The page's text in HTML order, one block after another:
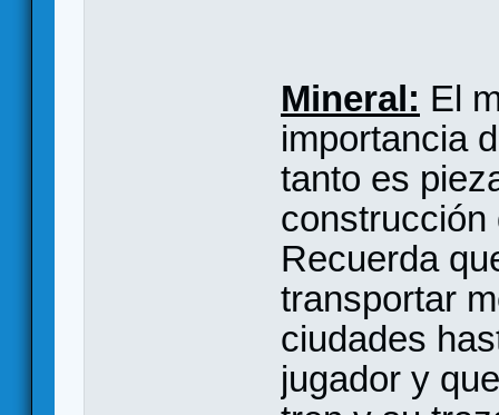
Mineral: El
importancia
tanto es
Recuerda
transportar
ciudades
jugador y